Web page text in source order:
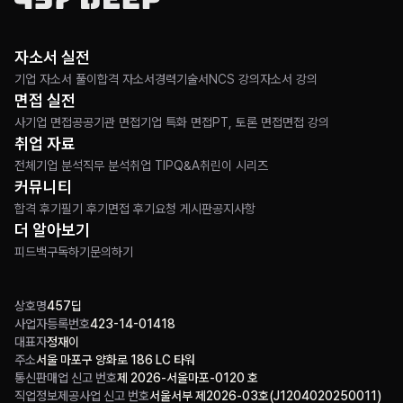
상호명457딥
사업자등록번호423-14-01418
대표자정재이
주소서울 마포구 양화로 186 LC 타워
통신판매업 신고 번호제 2026-서울마포-0120 호
직업정보제공사업 신고 번호서울서부 제2026-03호(J1204020250011)
자소서 실전
기업 자소서 풀이 합격 자소서경력기술서 NCS 강의자소서 강의
면접 실전
사기업 면접공공기관 면접기업 특화 면접PT, 토론 면접면접 강의
취업 자료
전체 기업 분석직무 분석취업 TIPQ&A취린이 시리즈
커뮤니티
합격 후기 필기 후기 면접 후기 요청 게시판공지사항
더 알아보기
피드백구독하기 문의하기